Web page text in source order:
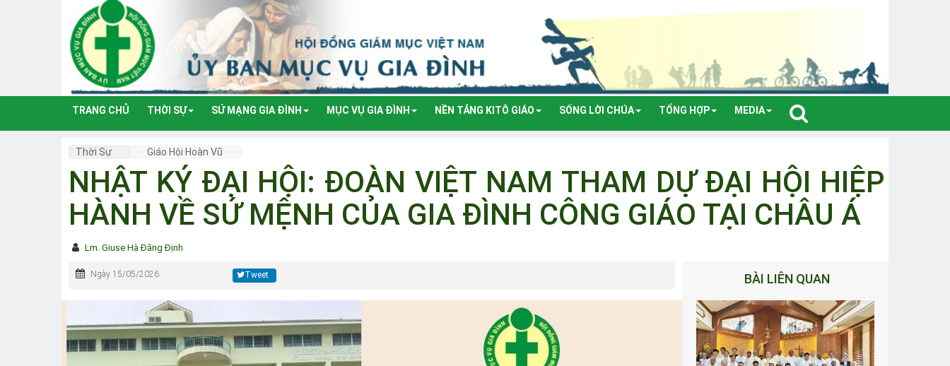
TRANG CHỦ THỜI SỰ SỨ MẠNG GIA ĐÌNH MỤC VỤ GIA ĐÌNH NỀN TẢNG KITÔ GIÁO SỐNG LỜI CHÚA TỔNG HỢP MEDIA
Thời Sự Giáo Hội Hoàn Vũ
NHẬT KÝ ĐẠI HỘI: ĐOÀN VIỆT NAM THAM DỰ ĐẠI HỘI HIỆP
HÀNH VỀ SỨ MỆNH CỦA GIA ĐÌNH CÔNG GIÁO TẠI CHÂU Á
Lm. Giuse Hà Đăng Định
Ngày 15/05/2026 Tweet BÀI LIÊN QUAN